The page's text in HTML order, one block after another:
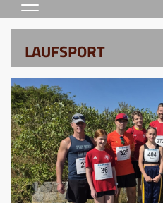
Home
Sportprogramm
Abteilungen
Terminkalender
Verein
Sportstätten
LAUFSPORT